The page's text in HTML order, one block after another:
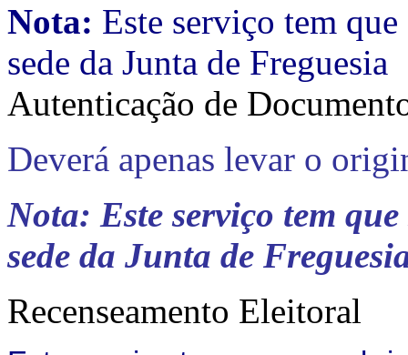
Nota: Este serviço tem
sede da Junta de Freguesia
Autenticação de
Deverá apenas levar o
Nota: Este serviço tem
sede da Junta de
Recenseamento Eleitoral